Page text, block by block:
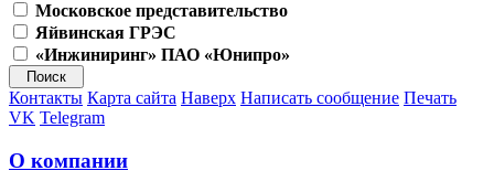
Московское представительство
Яйвинская ГРЭС
«Инжиниринг» ПАО «Юнипро»
Контакты Карта сайта Наверх Написать сообщение Печать
VK Telegram
О компании